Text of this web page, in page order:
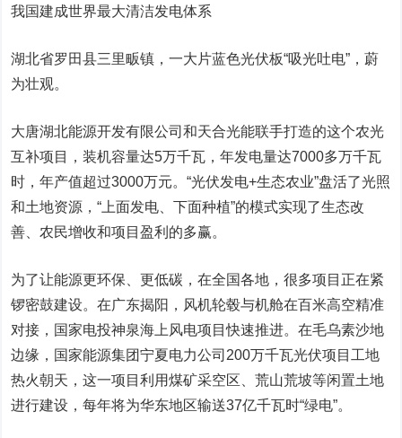
我国建成世界最大清洁发电体系
湖北省罗田县三里畈镇，一大片蓝色光伏板“吸光吐电”，蔚
为壮观。
大唐湖北能源开发有限公司和天合光能联手打造的这个农光
互补项目，装机容量达5万千瓦，年发电量达7000多万千瓦
时，年产值超过3000万元。“光伏发电+生态农业”盘活了光照
和土地资源，“上面发电、下面种植”的模式实现了生态改
善、农民增收和项目盈利的多赢。
为了让能源更环保、更低碳，在全国各地，很多项目正在紧
锣密鼓建设。在广东揭阳，风机轮毂与机舱在百米高空精准
对接，国家电投神泉海上风电项目快速推进。在毛乌素沙地
边缘，国家能源集团宁夏电力公司200万千瓦光伏项目工地
热火朝天，这一项目利用煤矿采空区、荒山荒坡等闲置土地
进行建设，每年将为华东地区输送37亿千瓦时“绿电”。